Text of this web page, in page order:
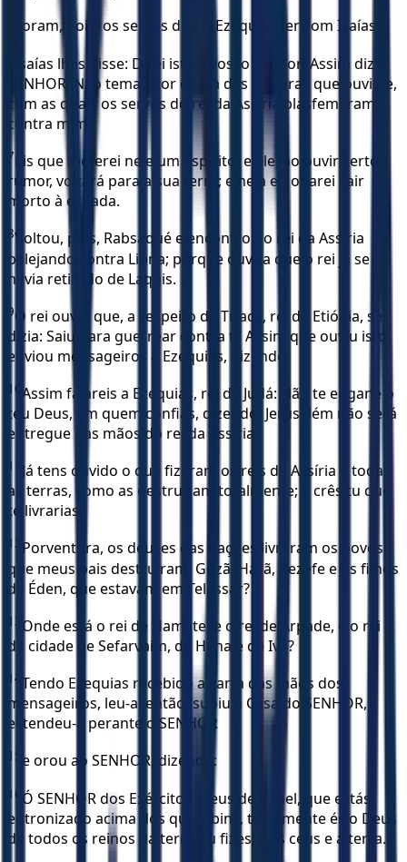
Foram, pois, os servos do rei Ezequias ter com Isaías;
Isaías lhes disse: Dizei isto a vosso senhor: Assim diz o
SENHOR: Não temas por causa das palavras que ouviste,
com as quais os servos do rei da Assíria blasfemaram
contra mim.
7
Eis que meterei nele um espírito, e ele, ao ouvir certo
rumor, voltará para a sua terra; e nela eu o farei cair
morto à espada.
8Voltou, pois, Rabsaqué e encontrou o rei da Assíria
pelejando contra Libna; porque ouvira que o rei já se
havia retirado de Laquis.
9O rei ouviu que, a respeito de Tiraca, rei da Etiópia, se
dizia: Saiu para guerrear contra ti. Assim que ouviu isto,
enviou mensageiros a Ezequias, dizendo:
10 Assim falareis a Ezequias, rei de Judá: Não te engane o
teu Deus, em quem confias, dizendo: Jerusalém não será
entregue nas mãos do rei da Assíria.
11
Já tens ouvido o que fizeram os reis da Assíria a todas
as terras, como as destruíram totalmente; e crês tu que
te livrarias?
12 Porventura, os deuses das nações livraram os povos
que meus pais destruíram: Gozã, Harã, Rezefe e os filhos
de Éden, que estavam em Telassar?
13 Onde está o rei de Hamate, e o rei de Arpade, e o rei
da cidade de Sefarvaim, de Hena e de Iva?
14 Tendo Ezequias recebido a carta das mãos dos
mensageiros, leu-a; então, subiu à Casa do SENHOR,
estendeu-a perante o SENHOR
15 e orou ao SENHOR, dizendo:
16 Ó SENHOR dos Exércitos, Deus de Israel, que estás
entronizado acima dos querubins, tu somente és o Deus
de todos os reinos da terra; tu fizeste os céus e a terra.